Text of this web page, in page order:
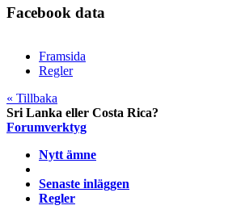
Facebook data
Framsida
Regler
« Tillbaka
Sri Lanka eller Costa Rica?
Forumverktyg
Nytt ämne
Senaste inläggen
Regler